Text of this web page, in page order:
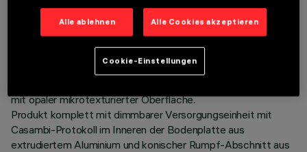
Stehlampe mit Uplight H=1897, Korpus aus extrudiertem
Aluminium in Minimal-(Frameless)-Version, komplett mit
Abschlussstücken aus Zamadruckguss.
Einfarbige Led-Lichtquelle 2700K CRI90 in Ausführung
mit opaler mikrotexturierter Oberfläche.
Produkt komplett mit dimmbarer Versorgungseinheit mit
Casambi-Protokoll im Inneren der Bodenplatte aus
extrudiertem Aluminium und konischer Rumpf-Abschnitt aus
Alle ablehnen Alle Cookies akzeptieren
Cookie-Einstellungen